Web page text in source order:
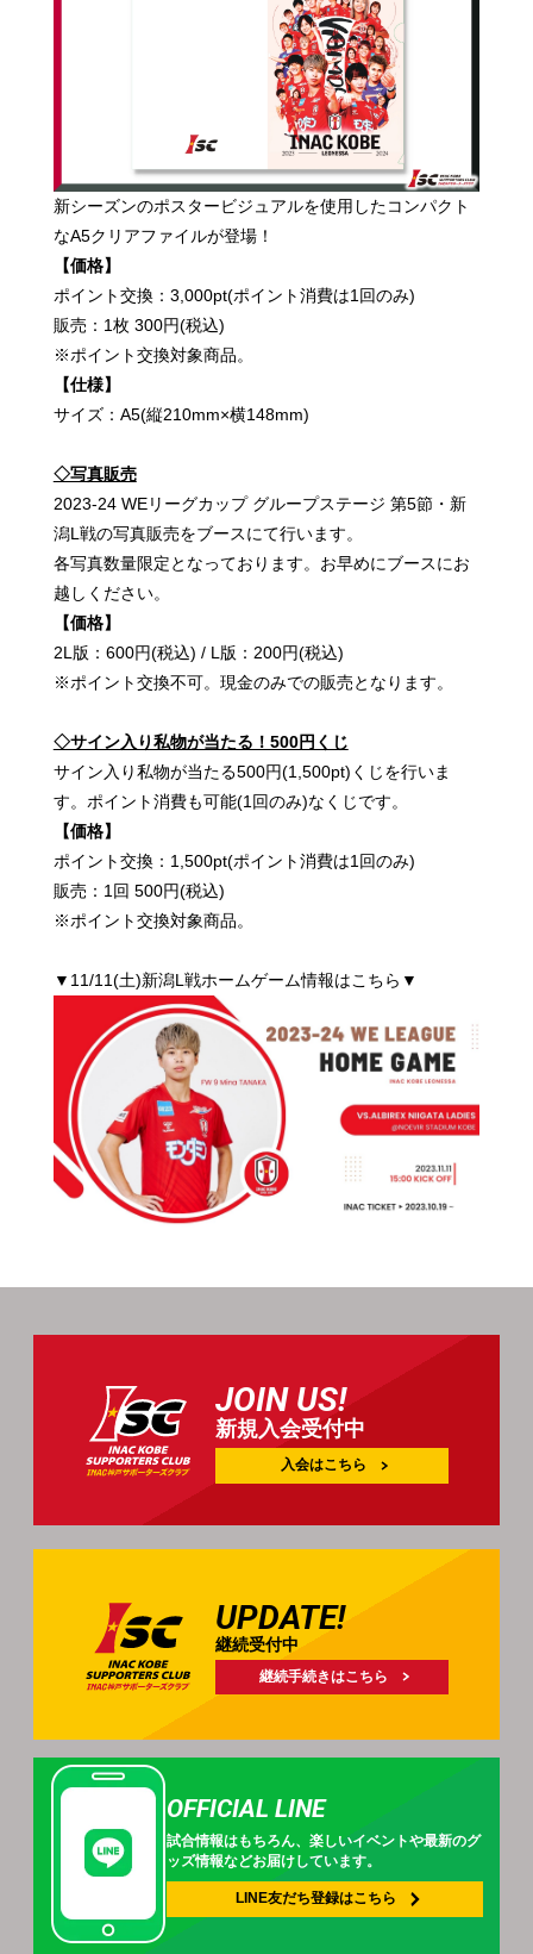
新シーズンのポスタービジュアルを使用したコンパクト
なA5クリアファイルが登場！
【価格】
ポイント交換：3,000pt(ポイント消費は1回のみ)
販売：1枚 300円(税込)
※ポイント交換対象商品。
【仕様】
サイズ：A5(縦210mm×横148mm)
◇写真販売
2023-24 WEリーグカップ グループステージ 第5節・新
潟L戦の写真販売をブースにて行います。
各写真数量限定となっております。お早めにブースにお
越しください。
【価格】
2L版：600円(税込) / L版：200円(税込)
※ポイント交換不可。現金のみでの販売となります。
◇サイン入り私物が当たる！500円くじ
サイン入り私物が当たる500円(1,500pt)くじを行いま
す。ポイント消費も可能(1回のみ)なくじです。
【価格】
ポイント交換：1,500pt(ポイント消費は1回のみ)
販売：1回 500円(税込)
※ポイント交換対象商品。
▼11/11(土)新潟L戦ホームゲーム情報はこちら▼
JOIN US!
新規入会受付中
入会はこちら
UPDATE!
継続受付中
継続手続きはこちら
OFFICIAL LINE
試合情報はもちろん、楽しいイベントや最新のグ
ッズ情報などお届けしています。
LINE友だち登録はこちら